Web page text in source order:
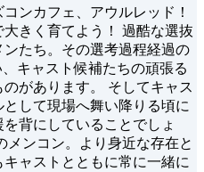
ンカフェ、アウルレッド！
きく育てよう！ 過酷な選抜
たち。その選考過程経過の
キャスト候補たちの頑張る
があります。 そしてキャス
として現場へ舞い降りる頃に
背にしていることでしょ
メンコン。より身近な存在と
ャストとともに常に一緒に